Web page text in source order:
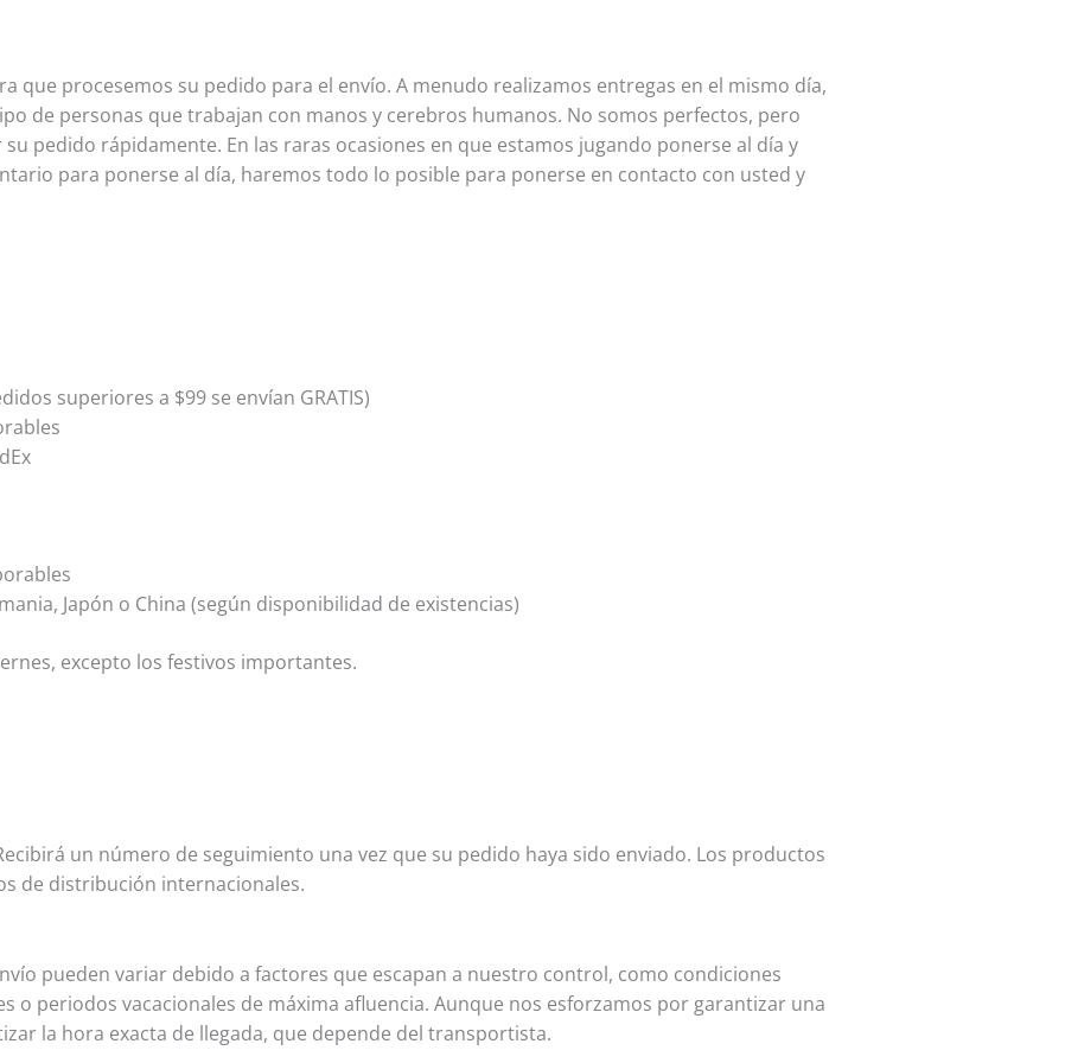
que procesemos su pedido para el envío. A menudo realizamos entregas en el mismo día,
de personas que trabajan con manos y cerebros humanos. No somos perfectos, pero
pedido rápidamente. En las raras ocasiones en que estamos jugando ponerse al día y
para ponerse al día, haremos todo lo posible para ponerse en contacto con usted y
superiores a $99 se envían GRATIS)
Japón o China (según disponibilidad de existencias)
excepto los festivos importantes.
un número de seguimiento una vez que su pedido haya sido enviado. Los productos
de distribución internacionales.
pueden variar debido a factores que escapan a nuestro control, como condiciones
o periodos vacacionales de máxima afluencia. Aunque nos esforzamos por garantizar una
la hora exacta de llegada, que depende del transportista.